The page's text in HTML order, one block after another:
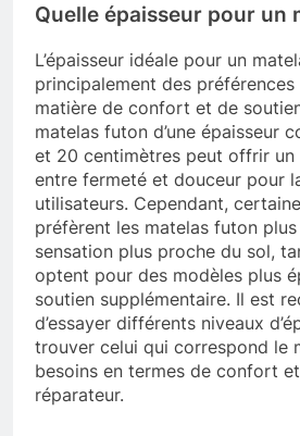
Quelle épaisseur pour un
L’épaisseur idéale pour un
principalement des préférences
matière de confort et de
matelas futon d’une épaisseur
et 20 centimètres peut offrir un
entre fermeté et douceur pour
utilisateurs. Cependant,
préfèrent les matelas futon
sensation plus proche du sol,
optent pour des modèles plus
soutien supplémentaire. Il est
d’essayer différents niveaux
trouver celui qui correspond le
besoins en termes de confort
réparateur.